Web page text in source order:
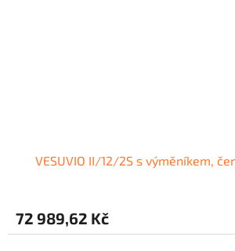
VESUVIO II/12/2S s výměníkem,
72 989,62 Kč